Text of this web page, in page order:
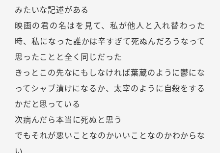
みたいな記述がある
映画の君の名はを見て、私が他人と入れ替わった
時、私になった誰かは辛すぎて死ぬんだろうなって
思ったことと全く同じだった
きっとこの先なにもしなければ葉蔵のように鬱にな
ってシャブ漬けになるか、太宰のように自殺をする
かだと思っている
次病んだら本当に死ぬと思う
でもそれが悪いことなのかいいことなのかわからな